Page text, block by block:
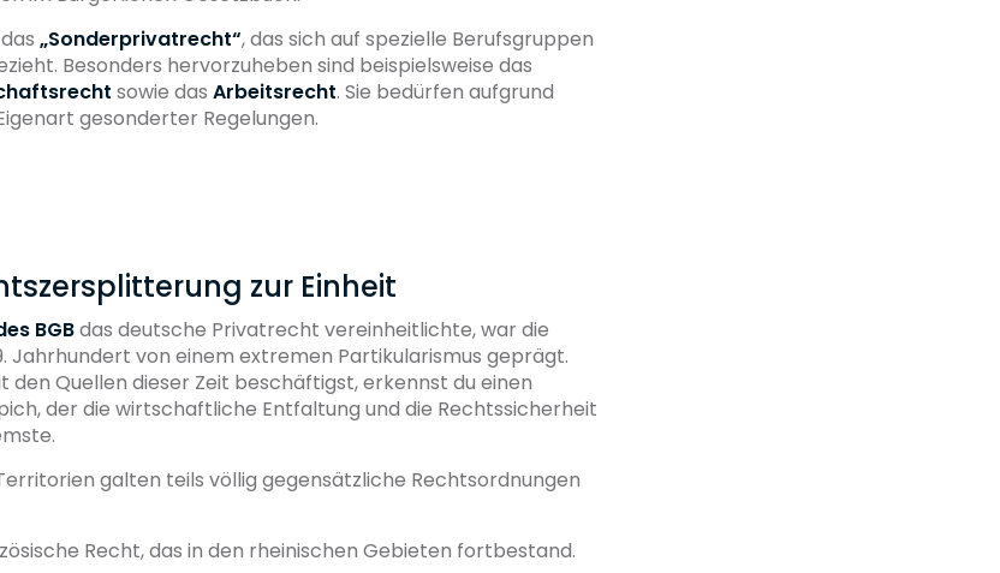
„Sonderprivatrecht“, das sich auf spezielle Berufsgruppen
Besonders hervorzuheben sind beispielsweise das
sowie das Arbeitsrecht. Sie bedürfen aufgrund
gesonderter Regelungen.
zur Einheit
BGBdas deutsche Privatrecht vereinheitlichte, war die
Jahrhundert von einem extremen Partikularismus geprägt.
den Quellen dieser Zeit beschäftigst, erkennst du einen
der die wirtschaftliche Entfaltung und die Rechtssicherheit
galten teils völlig gegensätzliche Rechtsordnungen
Recht, das in den rheinischen Gebieten fortbestand.